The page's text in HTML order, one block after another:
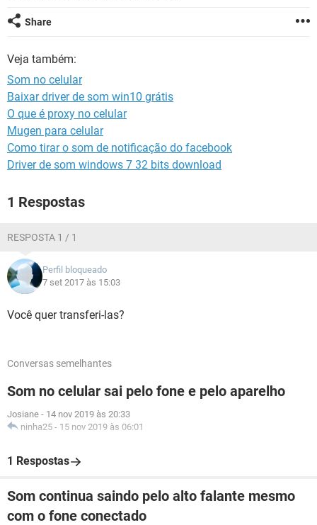
INSTAGRAM
Share
Veja também:
Som no celular
Baixar driver de som win10 grátis
O que é proxy no celular
Mugen para celular
Como tirar o som de notificação do facebook
Driver de som windows 7 32 bits download
1 Respostas
RESPOSTA 1 / 1
Perfil bloqueado
7 set 2017 às 15:03
Você quer transferi-las?
Conversas semelhantes
Som no celular sai pelo fone e pelo aparelho
Josiane - 14 nov 2019 às 20:33
ninha25 - 15 nov 2019 às 06:01
1 Respostas
Som continua saindo pelo alto falante mesmo
com o fone conectado